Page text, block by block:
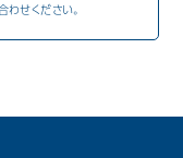
せください。